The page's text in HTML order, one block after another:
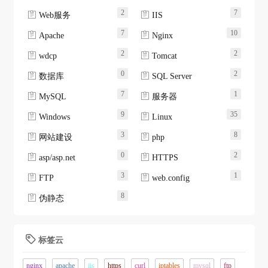
 Web服务 2  IIS 7
 Apache 7  Nginx 10
 wdcp 2  Tomcat 2
 数据库 0  SQL Server 2
 MySQL 7  服务器 1
 Windows 9  Linux 35
 网站建设 3  php 8
 asp/asp.net 0  HTTPS 2
 FTP 3  web.config 1
 伪静态 8
 标签云
nginx apache iis https curl iptables mysql ftp